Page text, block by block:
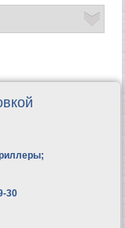
;
30